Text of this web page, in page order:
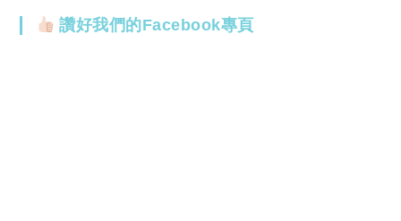
讚好我們的Facebook專頁